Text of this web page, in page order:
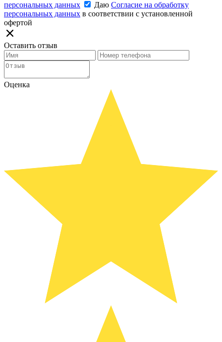
персональных данных
Даю Согласие на обработку
персональных данных в соответствии с установленной
офертой
Оставить отзыв
Оценка